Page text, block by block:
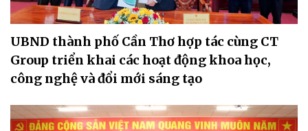
UBND thành phố Cần Thơ hợp tác cùng CT
Group triển khai các hoạt động khoa học,
công nghệ và đổi mới sáng tạo